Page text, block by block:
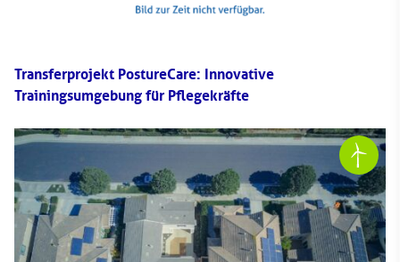
Transferprojekt PostureCare: Innovative
Trainingsumgebung für Pflegekräfte